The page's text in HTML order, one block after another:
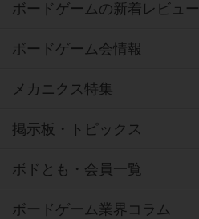
ボードゲームの新着レビュー
ボードゲーム会情報
メカニクス特集
掲示板・トピックス
ボドとも・会員一覧
ボードゲーム業界コラム